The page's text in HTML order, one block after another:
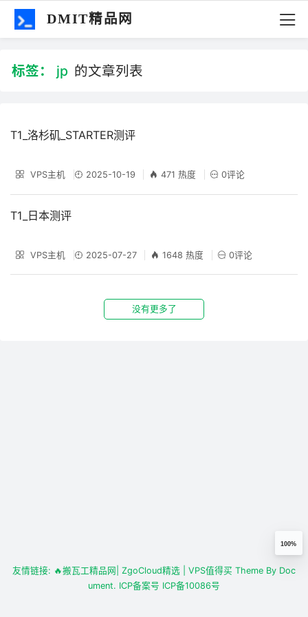
DMIT精品网
标签： jp 的文章列表
T1_洛杉矶_STARTER测评
VPS主机 2025-10-19 471 热度 0评论
T1_日本测评
VPS主机 2025-07-27 1648 热度 0评论
没有更多了
100%
友情链接: 🔥搬瓦工精品网 | ZgoCloud精选 | VPS值得买 Theme By Doc
ument. ICP备案号 ICP备10086号